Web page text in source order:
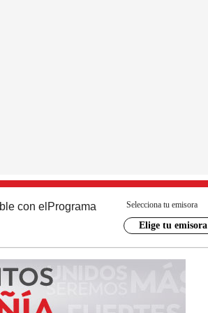
con el Programa Selecciona tu emisora
Elige tu emisora